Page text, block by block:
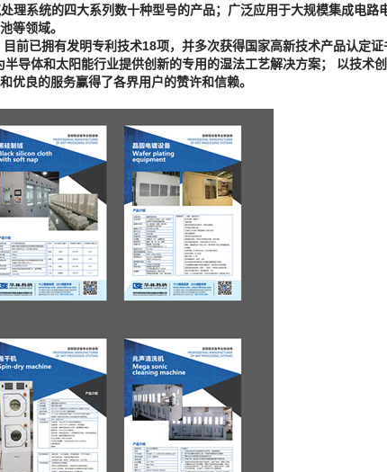
理系统的四大系列数十种型号的产品；广泛应用于大规模集成电路
等领域。
前已拥有发明专利技术18项，并多次获得国家高新技术产品认定
导体和太阳能行业提供创新的专用的湿法工艺解决方案； 以技术
优良的服务赢得了各界用户的赞许和信赖。